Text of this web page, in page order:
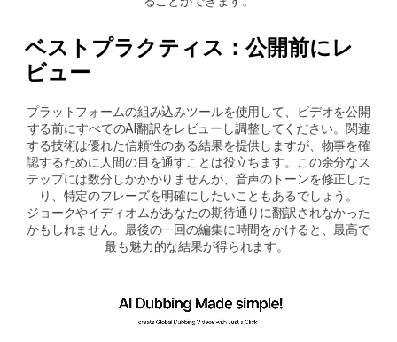
ベストプラクティス：公開前にレ
ビュー
プラットフォームの組み込みツールを使用して、ビデオを公開
する前にすべてのAI翻訳をレビューし調整してください。関連
する技術は優れた信頼性のある結果を提供しますが、物事を確
認するために人間の目を通すことは役立ちます。この余分なス
テップには数分しかかかりませんが、音声のトーンを修正した
り、特定のフレーズを明確にしたいこともあるでしょう。
ジョークやイディオムがあなたの期待通りに翻訳されなかった
かもしれません。最後の一回の編集に時間をかけると、最高で
最も魅力的な結果が得られます。